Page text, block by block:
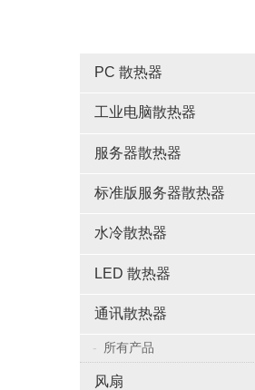
PC 散热器
工业电脑散热器
服务器散热器
标准版服务器散热器
水冷散热器
LED 散热器
通讯散热器
所有产品
风扇